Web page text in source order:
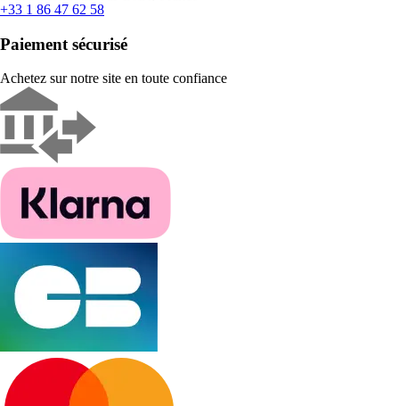
+33 1 86 47 62 58
Paiement sécurisé
Achetez sur notre site en toute confiance